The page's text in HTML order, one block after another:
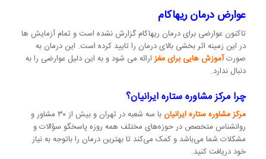
عوارض درمان ریهاکام
تاکنون عوارضی برای درمان ریهاکام گزارش نشده است و تمام آزمایش ها
در این زمینه اثر بخشی بالای درمان را تایید کرده است. این درمان به
صورتآموزش هایی برای مغز ارائه می شود و به این دلیل عوارضی را به
دنبال ندارد.
چرا مرکز مشاوره ستاره ایرانیان؟
مرکز مشاوره ستاره ایرانیان
با سه شعبه در تهران و بیش از ۳۰ مشاور و
روانشناس متخصص در حوزه‌های مختلف همه روزه پاسخگو سؤالات و
مشکلات شما می‌باشد و کمک می‌کند تا بهترین درمان را باتوجه به نیاز
خود دریافت کنید.